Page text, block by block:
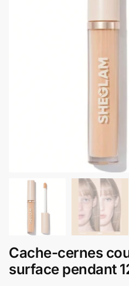
Cache-cernes
surface pendant